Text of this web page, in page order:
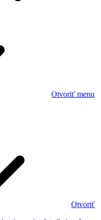
Otvoriť menu
Otvoriť